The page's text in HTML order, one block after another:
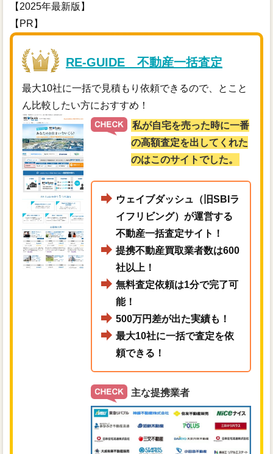
【2025年最新版】
【PR】
RE-GUIDE 不動産一括査定
最大10社に一括で見積もり依頼できるので、とこと
ん比較したい方におすすめ！
私が自宅を売った時に一番
の高額査定を出してくれた
のはこのサイトでした。
ウェイブダッシュ（旧SBIラ
イフリビング）が運営する
不動産一括査定サイト！
提携不動産買取業者数は600
社以上！
無料査定依頼は1分で完了可
能！
500万円差が出た実績も！
最大10社に一括で査定を依
頼できる！
主な提携業者